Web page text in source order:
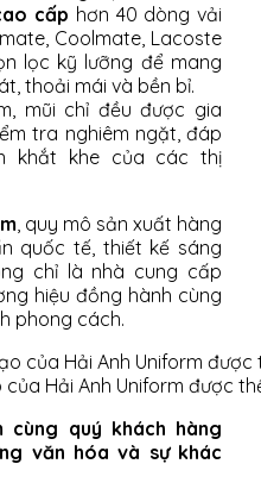
cấp hơn 40 dòng vải
Coolmate, Lacoste
lọc kỹ lưỡng để mang
thoải mái và bền bỉ.
mũi chỉ đều được gia
tra nghiêm ngặt, đáp
khắt khe của các thị
, quy mô sản xuất hàng
quốc tế, thiết kế sáng
chỉ là nhà cung cấp
hiệu đồng hành cùng
phong cách.
của Hải Anh Uniform được
cùng quý khách hàng
văn hóa và sự khác